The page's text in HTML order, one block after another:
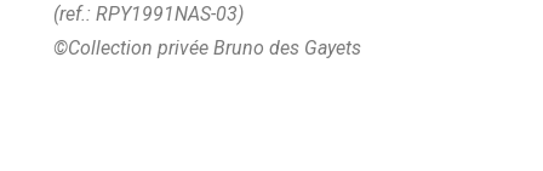
(ref.: RPY1991NAS-03)
©Collection privée Bruno des Gayets